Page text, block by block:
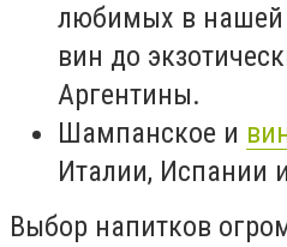
любимых в нашей
вин до
Аргентины.
Шампанское и
Италии, Испании
Выбор напитков